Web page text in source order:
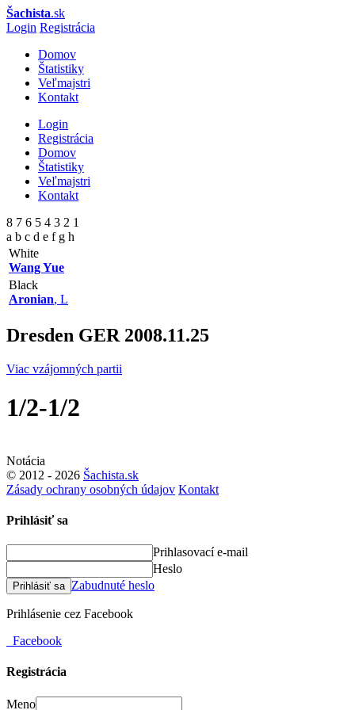
Šachista.sk
Login Registrácia
Domov
Štatistiky
Veľmajstri
Kontakt
Login
Registrácia
Domov
Štatistiky
Veľmajstri
Kontakt
8 7 6 5 4 3 2 1
a b c d e f g h
White
Wang Yue
Black
Aronian, L
Dresden GER 2008.11.25
Viac vzájomných partii
1/2-1/2
Notácia
© 2012 - 2026 Šachista.sk
Zásady ochrany osobných údajov Kontakt
Prihlásiť sa
Prihlasovací e-mail
Heslo
Prihlásiť sa Zabudnuté heslo
Prihlásenie cez Facebook
Facebook
Registrácia
Meno